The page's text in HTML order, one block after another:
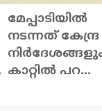
മേപ്പാടിയിൽ
നടന്നത് കേന്ദ്ര
കാറ്റിൽ